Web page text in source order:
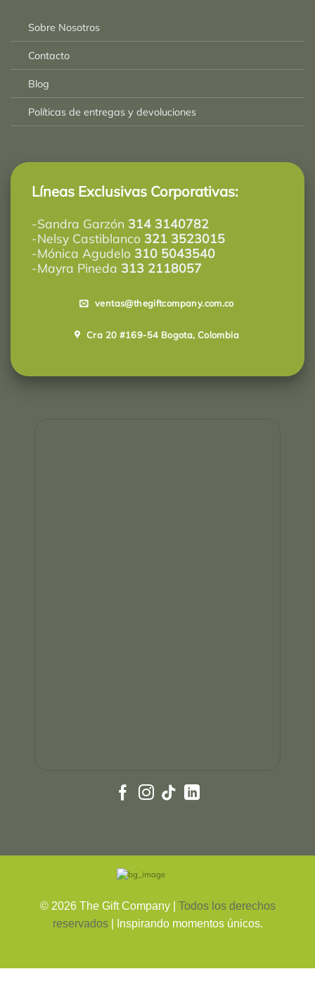
Sobre Nosotros
Contacto
Blog
Políticas de entregas y devoluciones
Líneas Exclusivas Corporativas:
-Sandra Garzón 314 3140782
-Nelsy Castiblanco 321 3523015
-Mónica Agudelo 310 5043540
-Mayra Pineda 313 2118057
ventas@thegiftcompany.com.co
Cra 20 #169-54 Bogota, Colombia
© 2026The Gift Company | Todos los derechos
reservados
| Inspirando momentos únicos.